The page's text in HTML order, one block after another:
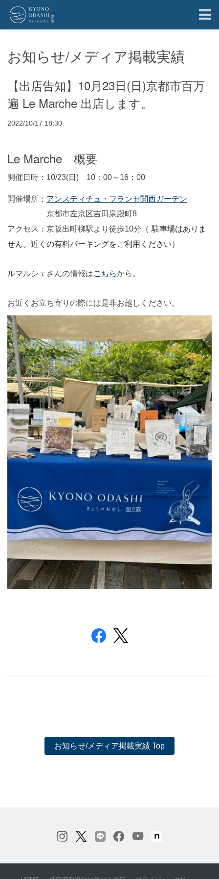
お知らせ/メディア掲載実績
【出店告知】10月23日(日)京都市百万
遍 Le Marche 出店します。
2022/10/17 18:30
Le Marche 概要
開催日時：10/23(日) 10：00～16：00
開催場所： アンスティチュ・フランセ関西ガーデン
京都市左京区吉田泉殿町8
アクセス：京阪出町柳駅より徒歩10分
（ 駐車場はありま
せん。近くの有料パーキングをご利用ください）
ルマルシェさんの情報はこちらから。
お近くお立ち寄りの際には是非お越しください。
お知らせ/メディア掲載実績 Top